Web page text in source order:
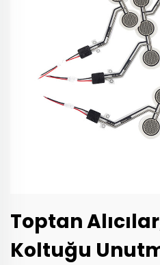
Toptan
Koltuğu